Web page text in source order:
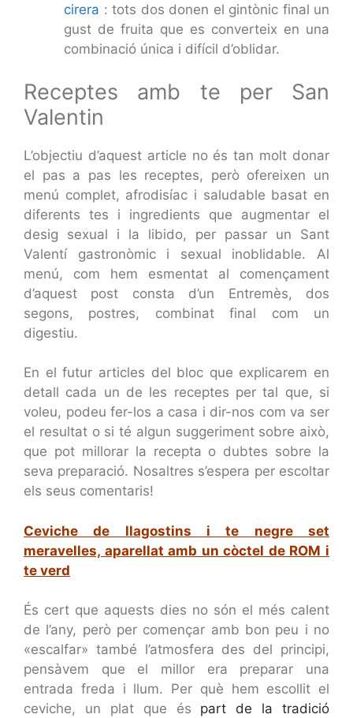
cirera : tots dos donen el gintònic final un
gust de fruita que es converteix en una
combinació única i difícil d’oblidar.
Receptes amb te per San
Valentin
L’objectiu d’aquest article no és tan molt donar
el pas a pas les receptes, però ofereixen un
menú complet, afrodisíac i saludable basat en
diferents tes i ingredients que augmentar el
desig sexual i la libido, per passar un Sant
Valentí gastronòmic i sexual inoblidable. Al
menú, com hem esmentat al començament
d’aquest post consta d’un Entremès, dos
segons, postres, combinat final com un
digestiu.
En el futur articles del bloc que explicarem en
detall cada un de les receptes per tal que, si
voleu, podeu fer-los a casa i dir-nos com va ser
el resultat o si té algun suggeriment sobre això,
que pot millorar la recepta o dubtes sobre la
seva preparació. Nosaltres s’espera per escoltar
els seus comentaris!
Ceviche de llagostins i te negre set
meravelles, aparellat amb un còctel de ROM i
te verd
És cert que aquests dies no són el més calent
de l’any, però per començar amb bon peu i no
«escalfar» també l’atmosfera des del principi,
pensàvem que el millor era preparar una
entrada freda i llum. Per què hem escollit el
ceviche, un plat que és part de la tradició